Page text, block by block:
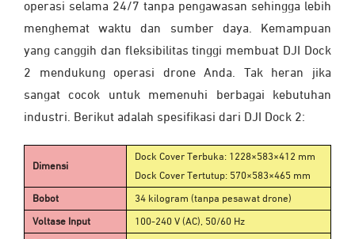
operasi selama 24/7 tanpa pengawasan sehingga lebih
menghemat waktu dan sumber daya. Kemampuan
yang canggih dan fleksibilitas tinggi membuat DJI Dock
2 mendukung operasi drone Anda. Tak heran jika
sangat cocok untuk memenuhi berbagai kebutuhan
industri. Berikut adalah spesifikasi dari DJI Dock 2:
Dimensi
Dock Cover Terbuka: 1228×583×412 mm
Dock Cover Tertutup: 570×583×465 mm
Bobot 34 kilogram (tanpa pesawat drone)
Voltase Input 100-240 V (AC), 50/60 Hz